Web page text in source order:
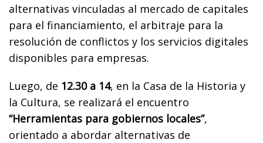
alternativas vinculadas al mercado de capitales
para el financiamiento, el arbitraje para la
resolución de conflictos y los servicios digitales
disponibles para empresas.
Luego, de 12.30 a 14, en la Casa de la Historia y
la Cultura, se realizará el encuentro
“Herramientas para gobiernos locales”,
orientado a abordar alternativas de